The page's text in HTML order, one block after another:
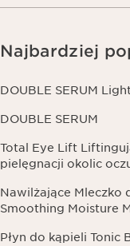
Najbardziej
DOUBLE SERUM
DOUBLE SERUM
Total Eye Lift
pielęgnacji okolic
Nawilżające Mleczko
Smoothing Moisture
Płyn do kąpieli Tonic